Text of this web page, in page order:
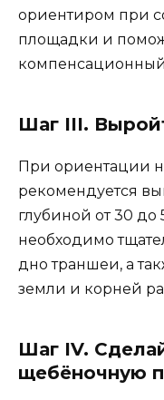
ориентиром при
площадки и
компенсационный
Шаг III.
При ориентации
рекомендуется
глубиной от 30 до
необходимо
дно траншеи, а
земли и корней
Шаг IV.
щебёночную